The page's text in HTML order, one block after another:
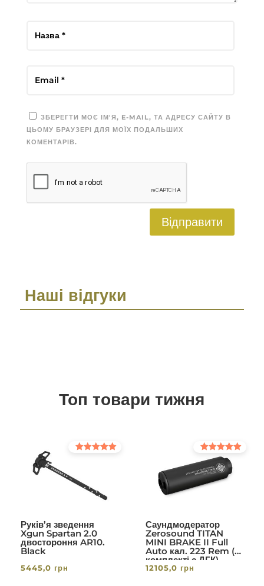
ЗБЕРЕГТИ МОЄ ІМ'Я, E-MAIL, ТА АДРЕСУ САЙТУ В
ЦЬОМУ БРАУЗЕРІ ДЛЯ МОЇХ ПОДАЛЬШИХ
КОМЕНТАРІВ.
Відправити
Наші відгуки
Топ товари тижня
Руків’я зведення
Xgun Spartan 2.0
двостороння AR10.
Black
5445,0 грн
Саундмодератор
Zerosound TITAN
MINI BRAKE II Full
Auto кал. 223 Rem (в
комплекті с ДГК)
різьба 1/2-28. Вlack
Оцінено в
5.00
з 5
12105,0 грн